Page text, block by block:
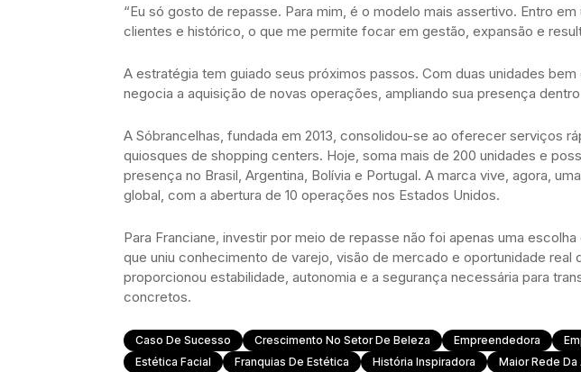
“Eu só gosto de repasse. Para mim, é o modelo mais assertivo. Entro
clientes e histórico, o que me permite focar em gestão, expansão e
A estratégia tem guiado seus próximos passos. Com duas unidades bem
negocia a aquisição de novas operações, ampliando sua presença
A Sóbrancelhas, fundada em 2013, consolidou-se ao oferecer serviços
quiosques de shopping centers. Hoje, soma mais de 200 unidades e
presença no Brasil, Argentina, Bolívia e Portugal. A marca vive, agora,
global, com a abertura de 10 operações nos Estados Unidos.
Para Franciane, investir por meio de repasse não foi apenas uma
que uniu conhecimento de varejo, visão de mercado e oportunidade real
proporcionou estabilidade, autonomia e a segurança necessária para
concretos.
Caso De Sucesso Crescimento No Setor De Beleza Empreendedora
Estética Facial
Franquias De Estética História Inspiradora
Maior Rede Da